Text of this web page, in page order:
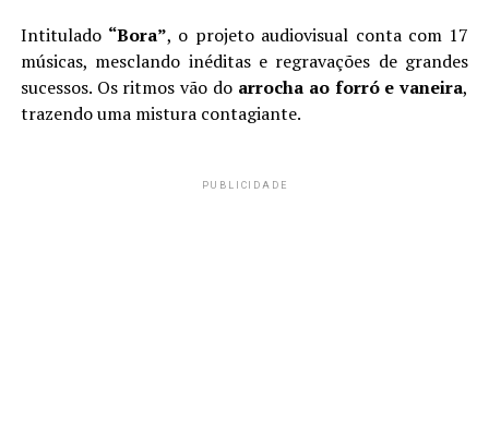
Intitulado “Bora”, o projeto audiovisual conta com 17
músicas, mesclando inéditas e regravações de grandes
sucessos. Os ritmos vão do arrocha ao forró e vaneira,
trazendo uma mistura contagiante.
PUBLICIDADE